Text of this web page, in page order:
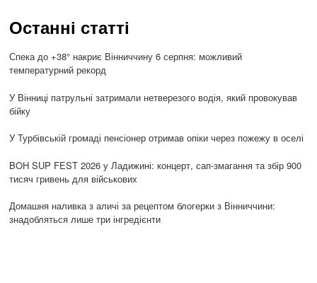
Останні статті
Спека до +38° накриє Вінниччину 6 серпня: можливий
температурний рекорд
У Вінниці патрульні затримали нетверезого водія, який провокував
бійку
У Турбівській громаді пенсіонер отримав опіки через пожежу в оселі
BOH SUP FEST 2026 у Ладижині: концерт, сап-змагання та збір 900
тисяч гривень для військових
Домашня наливка з аличі за рецептом блогерки з Вінниччини:
знадобляться лише три інгредієнти